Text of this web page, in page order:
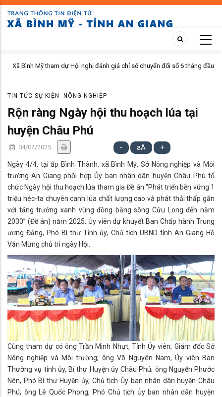
Skip
main
Mỹ tham dự Hội nghị đánh giá chỉ số chuyển đổi số 6 tháng đầu
Xã Bình
TIN TỨC SỰ KIỆN NÔNG NGHIỆP
Rộn ràng Ngày hội thu hoạch lúa tại
huyện Châu Phú
04/04/2025 - aA +
Ngày 4/4, tại ấp Bình Thành, xã Bình Mỹ, Sở Nông nghiệp và Môi
trường An Giang phối hợp Ủy ban nhân dân huyện Châu Phú tổ
chức Ngày hội thu hoạch lúa tham gia Đề án “Phát triển bền vững 1
triệu héc-ta chuyên canh lúa chất lượng cao và phát thải thấp gắn
với tăng trưởng xanh vùng đồng bằng sông Cửu Long đến năm
2030” (Đề án) năm 2025. Ủy viên dự khuyết Ban Chấp hành Trung
ương Đảng, Phó Bí thư Tỉnh ủy, Chủ tịch UBND tỉnh An Giang Hồ
Văn Mừng chủ trì ngày Hội.
Cùng tham dự có ông Trần Minh Nhựt, Tỉnh Ủy viên, Giám đốc Sở
Nông nghiệp và Môi trường; ông Võ Nguyên Nam, Ủy viên Ban
Thường vụ tỉnh ủy, Bí thư Huyện ủy Châu Phú; ông Nguyễn Phước
Nên, Phó Bí thư Huyện ủy, Chủ tịch Ủy ban nhân dân huyện Châu
Phú; ông Lê Quốc Phong, Phó Chủ tịch Ủy ban nhân dân huyện